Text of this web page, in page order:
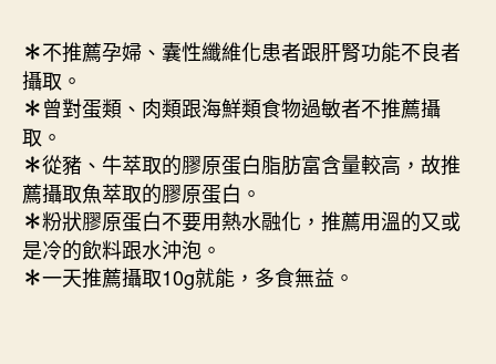
✽不推薦孕婦、囊性纖維化患者跟肝腎功能不良者
攝取。
✽曾對蛋類、肉類跟海鮮類食物過敏者不推薦攝
取。
✽從豬、牛萃取的膠原蛋白脂肪富含量較高，故推
薦攝取魚萃取的膠原蛋白。
✽粉狀膠原蛋白不要用熱水融化，推薦用溫的又或
是冷的飲料跟水沖泡。
✽一天推薦攝取10g就能，多食無益。